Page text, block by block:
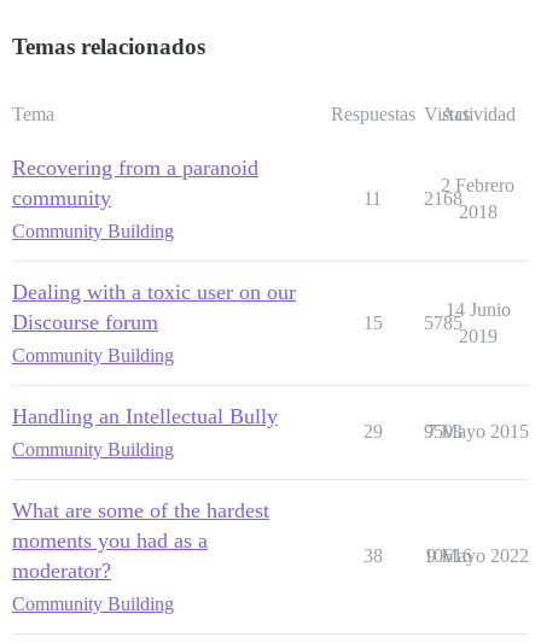
Temas relacionados
Tema Respuestas Vistas
Actividad
Recovering from a paranoid
community
Community Building
11 2168
2 Febrero
2018
Dealing with a toxic user on our
Discourse forum
Community Building
15 5785
14 Junio
2019
Handling an Intellectual Bully
Community Building
29 9503
7 Mayo 2015
What are some of the hardest
moments you had as a
moderator?
Community Building
38 10616
9 Mayo 2022